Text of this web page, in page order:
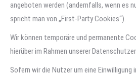
angeboten werden (andernfalls, wenn es
spricht man von „First-Party Cookies“).
Wir können temporäre und permanente
hierüber im Rahmen unserer
Sofern wir die Nutzer um eine Einwilligung